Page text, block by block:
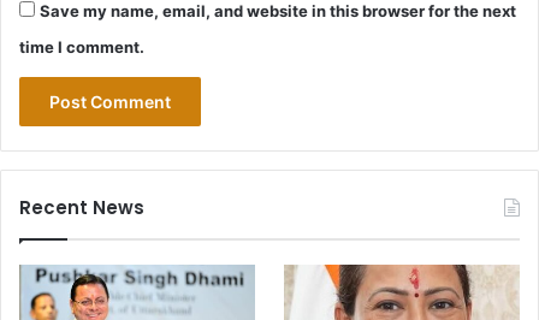
Save my name, email, and website in this browser for the next
time I comment.
Recent News